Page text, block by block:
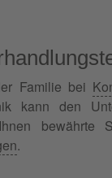
Familie bei
kann den
bewährte
.